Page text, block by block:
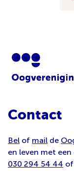
Contact
Bel of mail de
en leven met
030 294 54 44 of